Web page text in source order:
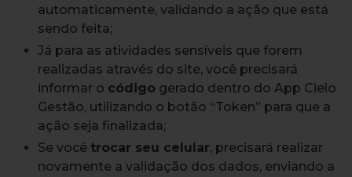
automaticamente, validando a ação que está
sendo feita;
Já para as atividades sensíveis que forem
realizadas através do site, você precisará
informar o código gerado dentro do App Cielo
Gestão, utilizando o botão “Token” para que a
ação seja finalizada;
Se você trocar seu celular, precisará realizar
novamente a validação dos dados, enviando a